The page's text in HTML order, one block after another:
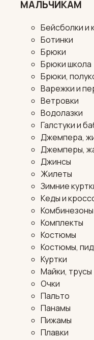
МАЛЬЧИКАМ
Бейсболки и
Ботинки
Брюки
Брюки школа
Брюки,
Варежки и
Ветровки
Водолазки
Галстуки и
Джемпера,
Джемперы,
Джинсы
Жилеты
Зимние
Кеды и
Комбинезоны
Комплекты
Костюмы
Костюмы,
Куртки
Майки, трусы
Очки
Пальто
Панамы
Пижамы
Плавки